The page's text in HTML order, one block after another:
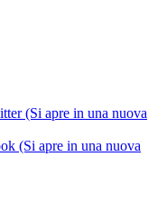
(Si apre in una nuova
(Si apre in una nuova